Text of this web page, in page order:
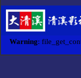
Warning: